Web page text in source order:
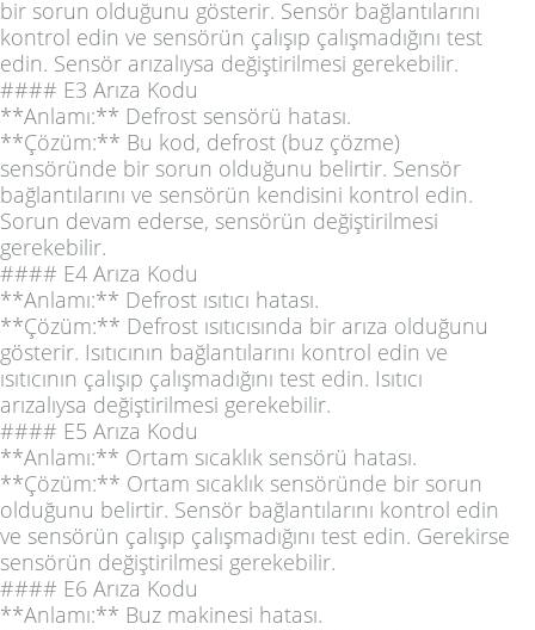
bir sorun olduğunu gösterir. Sensör bağlantılarını
kontrol edin ve sensörün çalışıp çalışmadığını test
edin. Sensör arızalıysa değiştirilmesi gerekebilir.
#### E3 Arıza Kodu
**Anlamı:** Defrost sensörü hatası.
**Çözüm:** Bu kod, defrost (buz çözme)
sensöründe bir sorun olduğunu belirtir. Sensör
bağlantılarını ve sensörün kendisini kontrol edin.
Sorun devam ederse, sensörün değiştirilmesi
gerekebilir.
#### E4 Arıza Kodu
**Anlamı:** Defrost ısıtıcı hatası.
**Çözüm:** Defrost ısıtıcısında bir arıza olduğunu
gösterir. Isıtıcının bağlantılarını kontrol edin ve
ısıtıcının çalışıp çalışmadığını test edin. Isıtıcı
arızalıysa değiştirilmesi gerekebilir.
#### E5 Arıza Kodu
**Anlamı:** Ortam sıcaklık sensörü hatası.
**Çözüm:** Ortam sıcaklık sensöründe bir sorun
olduğunu belirtir. Sensör bağlantılarını kontrol edin
ve sensörün çalışıp çalışmadığını test edin. Gerekirse
sensörün değiştirilmesi gerekebilir.
#### E6 Arıza Kodu
**Anlamı:** Buz makinesi hatası.